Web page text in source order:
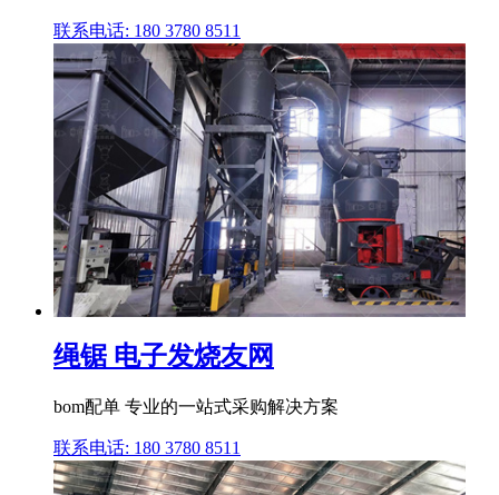
联系电话: 180 3780 8511
绳锯 电子发烧友网
bom配单 专业的一站式采购解决方案
联系电话: 180 3780 8511